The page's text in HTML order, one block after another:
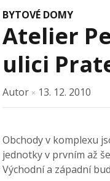
BYTOVÉ DOMY
Atelier
ulici
Autor × 13. 12. 2010
Obchody v komplexu
jednotky v prvním až
Východní a západní